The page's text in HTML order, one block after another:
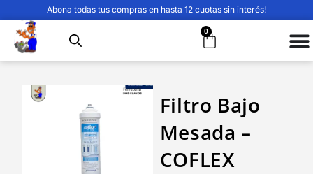
Abona todas tus compras en hasta 12 cuotas sin interés!
0
Filtro Bajo
Mesada –
COFLEX